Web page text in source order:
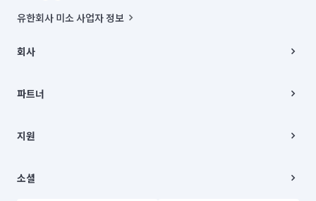
유한회사 미소 사업자 정보
00019 |
주소 | 본사: 서울특별시 종로구 율곡로 6(중학동, 트윈트리빌딩) B동 5층
컨택센터 : 서울특별시 종로구 수송동 율곡로 24, 7층, 8층 미소
상품, 상품정보, 거래에 관한 의무와 책임은 거래당사자에게 있습니다.
언론 보도 관련 문의:
© 유한회사 미소. Miso, Inc. All Rights Reserved.
회사
채용
파트너
이사
지원
이용약관
소셜